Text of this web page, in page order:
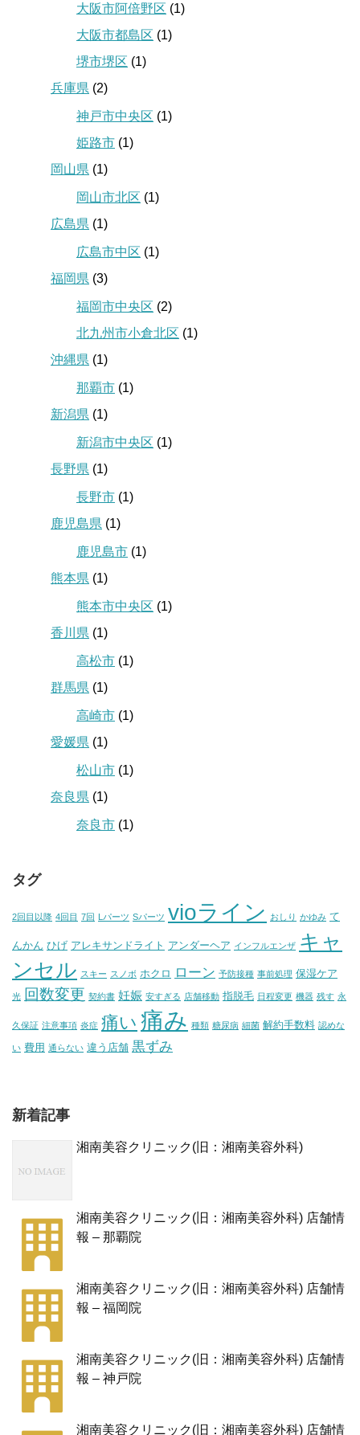
大阪市阿倍野区 (1)
大阪市都島区 (1)
堺市堺区 (1)
兵庫県 (2)
神戸市中央区 (1)
姫路市 (1)
岡山県 (1)
岡山市北区 (1)
広島県 (1)
広島市中区 (1)
福岡県 (3)
福岡市中央区 (2)
北九州市小倉北区 (1)
沖縄県 (1)
那覇市 (1)
新潟県 (1)
新潟市中央区 (1)
長野県 (1)
長野市 (1)
鹿児島県 (1)
鹿児島市 (1)
熊本県 (1)
熊本市中央区 (1)
香川県 (1)
高松市 (1)
群馬県 (1)
高崎市 (1)
愛媛県 (1)
松山市 (1)
奈良県 (1)
奈良市 (1)
タグ
2回目以降 4回目 7回 Lパーツ Sパーツ vioライン おしり かゆみ て
んかん ひげ アレキサンドライト アンダーヘア インフルエンザ キャ
ンセル スキー スノボ ホクロ ローン 予防接種 事前処理 保湿ケア
光 回数変更 契約書 妊娠 安すぎる 店舗移動 指脱毛 日程変更 機器 残す 永
久保証 注意事項 炎症 痛い 痛み 種類 糖尿病 細菌 解約手数料 認めな
い 費用 通らない 違う店舗 黒ずみ
新着記事
湘南美容クリニック(旧：湘南美容外科)
湘南美容クリニック(旧：湘南美容外科) 店舗情
報 – 那覇院
湘南美容クリニック(旧：湘南美容外科) 店舗情
報 – 福岡院
湘南美容クリニック(旧：湘南美容外科) 店舗情
報 – 神戸院
湘南美容クリニック(旧：湘南美容外科) 店舗情